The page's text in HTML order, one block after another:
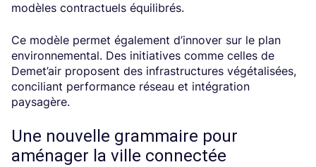
modèles contractuels équilibrés.
Ce modèle permet également d’innover sur le plan
environnemental. Des initiatives comme celles de
Demet’air proposent des infrastructures végétalisées,
conciliant performance réseau et intégration
paysagère.
Une nouvelle grammaire pour
aménager la ville connectée